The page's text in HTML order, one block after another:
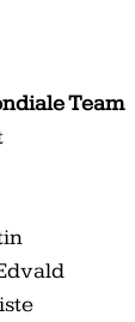
Team